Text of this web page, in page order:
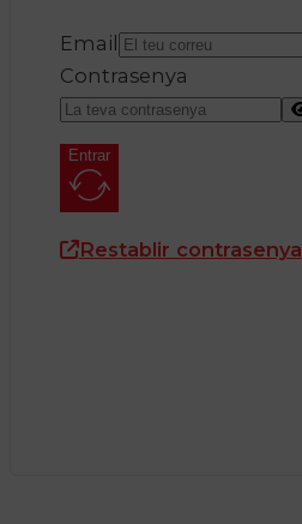
Email
Contrasenya
Entrar
Restablir contrasenya